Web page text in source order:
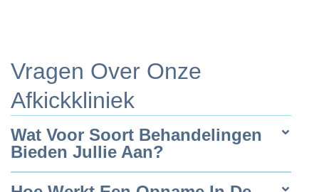
Vragen Over Onze
Afkickkliniek
Wat Voor Soort Behandelingen
Bieden Jullie Aan?